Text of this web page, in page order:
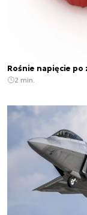
Rośnie napięcie po
2 min.